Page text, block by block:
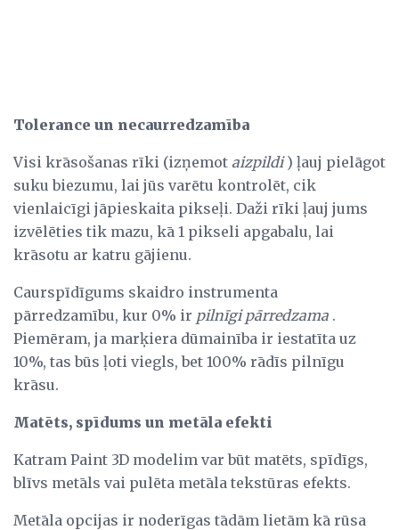
Tolerance un necaurredzamība
Visi krāsošanas rīki (izņemot aizpildi) ļauj pielāgot
suku biezumu, lai jūs varētu kontrolēt, cik
vienlaicīgi jāpieskaita pikseļi. Daži rīki ļauj jums
izvēlēties tik mazu, kā 1 pikseli apgabalu, lai
krāsotu ar katru gājienu.
Caurspīdīgums skaidro instrumenta
pārredzamību, kur 0% ir pilnīgi pārredzama .
Piemēram, ja marķiera dūmainība ir iestatīta uz
10%, tas būs ļoti viegls, bet 100% rādīs pilnīgu
krāsu.
Matēts, spīdums un metāla efekti
Katram Paint 3D modelim var būt matēts, spīdīgs,
blīvs metāls vai pulēta metāla tekstūras efekts.
Metāla opcijas ir noderīgas tādām lietām kā rūsa